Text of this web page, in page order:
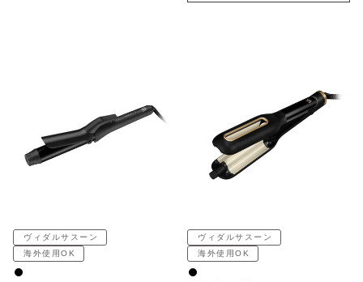
ヴィダルサスーン
海外使用OK
黒
ヴィダルサスーン
海外使用OK
黒